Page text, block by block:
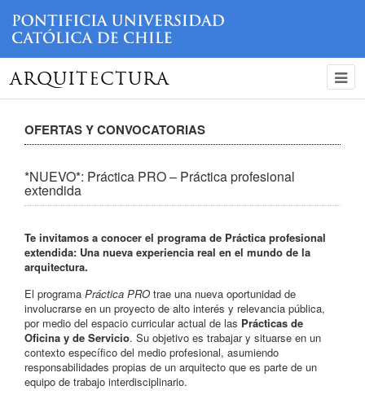
ARQUITECTURA
OFERTAS Y CONVOCATORIAS
*NUEVO*: Práctica PRO – Práctica profesional
extendida
Te invitamos a conocer el programa de Práctica profesional
extendida: Una nueva experiencia real en el mundo de la
arquitectura.
El programa Práctica PRO trae una nueva oportunidad de
involucrarse en un proyecto de alto interés y relevancia pública,
por medio del espacio curricular actual de las Prácticas de
Oficina y de Servicio. Su objetivo es trabajar y situarse en un
contexto específico del medio profesional, asumiendo
responsabilidades propias de un arquitecto que es parte de un
equipo de trabajo interdisciplinario.